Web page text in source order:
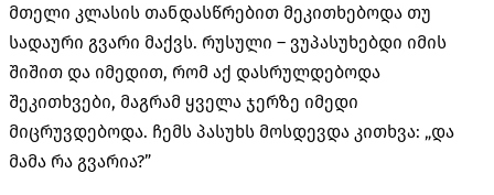
მთელი კლასის თანდასწრებით მეკითხებოდა თუ
სადაური გვარი მაქვს. რუსული – ვუპასუხებდი იმის
შიშით და იმედით, რომ აქ დასრულდებოდა
შეკითხვები, მაგრამ ყველა ჯერზე იმედი
მიცრუვდებოდა. ჩემს პასუხს მოსდევდა კითხვა: „და
მამა რა გვარია?”